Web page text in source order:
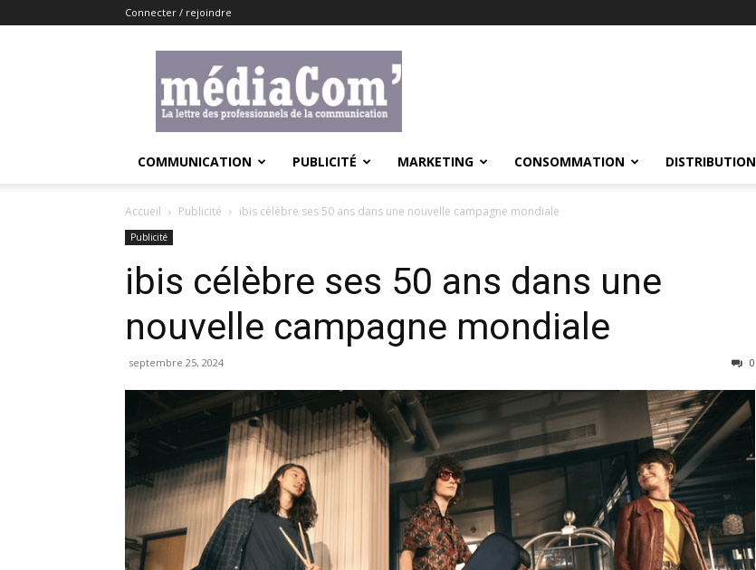
Connecter / rejoindre
COMMUNICATION PUBLICITÉ MARKETING CONSOMMATION DISTRIBUTION
Accueil Publicité ibis célèbre ses 50 ans dans une nouvelle campagne mondiale
Publicité
ibis célèbre ses 50 ans dans une
nouvelle campagne mondiale
septembre 25, 2024 0